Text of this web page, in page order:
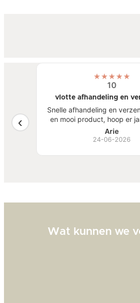
mooi
★★★★★
10
vlotte afhandeling en
Snelle afhandeling en
en mooi product, hoop er
van te hebben.
Arie
24-06-2026
Wat kunnen we